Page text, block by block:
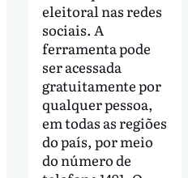
eleitoral nas redes
sociais. A
ferramenta pode
ser acessada
gratuitamente por
qualquer pessoa,
em todas as regiões
do país, por meio
do número de